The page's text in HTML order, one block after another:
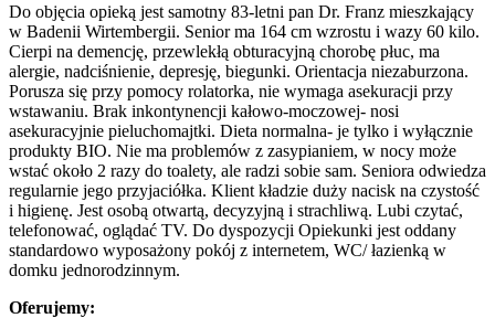
Do objęcia opieką jest samotny 83-letni pan Dr. Franz mieszkający
w Badenii Wirtembergii. Senior ma 164 cm wzrostu i wazy 60 kilo.
Cierpi na demencję, przewlekłą obturacyjną chorobę płuc, ma
alergie, nadciśnienie, depresję, biegunki. Orientacja niezaburzona.
Porusza się przy pomocy rolatorka, nie wymaga asekuracji przy
wstawaniu. Brak inkontynencji kałowo-moczowej- nosi
asekuracyjnie pieluchomajtki. Dieta normalna- je tylko i wyłącznie
produkty BIO. Nie ma problemów z zasypianiem, w nocy może
wstać około 2 razy do toalety, ale radzi sobie sam. Seniora odwiedza
regularnie jego przyjaciółka. Klient kładzie duży nacisk na czystość
i higienę. Jest osobą otwartą, decyzyjną i strachliwą. Lubi czytać,
telefonować, oglądać TV. Do dyspozycji Opiekunki jest oddany
standardowo wyposażony pokój z internetem, WC/ łazienką w
domku jednorodzinnym.
Oferujemy: